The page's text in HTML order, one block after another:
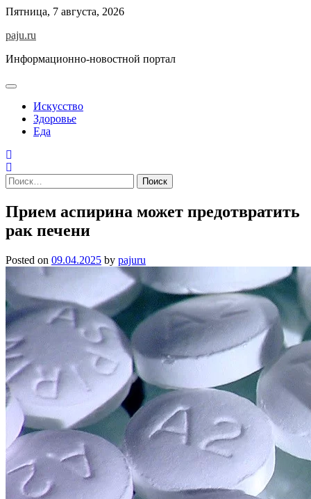
Skip
content
Пятница, 7 августа, 2026
paju.ru
Информационно-новостной портал
Искусство
Здоровье
Еда
Найти:
Прием аспирина может предотвратить
рак печени
Posted on 09.04.2025 by pajuru